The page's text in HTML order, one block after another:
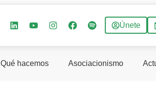
Únete
Qué hacemos Asociacionismo